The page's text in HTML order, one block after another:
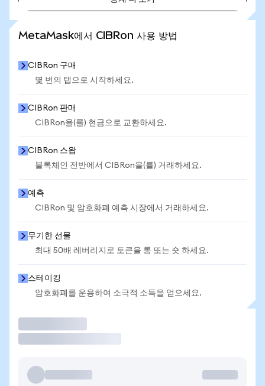
MetaMask에서 CIBRon 사용 방법
CIBRon 구매
몇 번의 탭으로 시작하세요.
CIBRon 판매
CIBRon을(를) 현금으로 교환하세요.
CIBRon 스왑
블록체인 전반에서 CIBRon을(를) 거래하세요.
예측
CIBRon 및 암호화폐 예측 시장에서 거래하세요.
무기한 선물
최대 50배 레버리지로 토큰을 롱 또는 숏 하세요.
스테이킹
암호화폐를 운용하여 소극적 소득을 얻으세요.